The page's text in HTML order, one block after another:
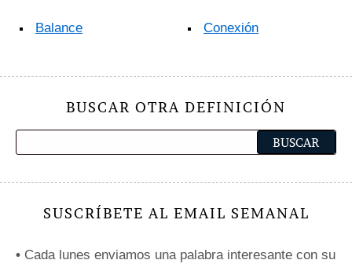
Balance Conexión
BUSCAR OTRA DEFINICIÓN
SUSCRÍBETE AL EMAIL SEMANAL
• Cada lunes enviamos una palabra interesante con su